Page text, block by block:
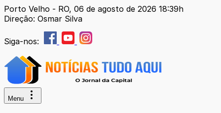
Porto Velho - RO, 06 de agosto de 2026 18:39h
Direção: Osmar Silva
Siga-nos:
Menu